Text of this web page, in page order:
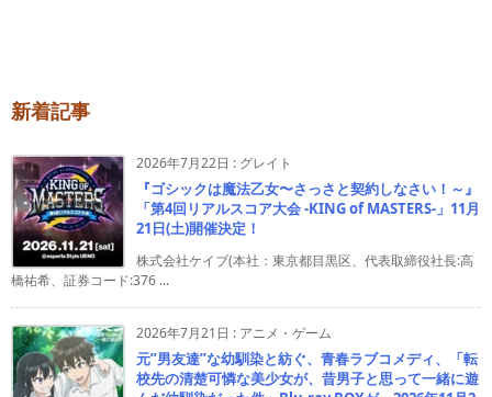
新着記事
2026年7月22日 : グレイト
『ゴシックは魔法乙女〜さっさと契約しなさい！～』
「第4回リアルスコア大会 -KING of MASTERS-」11月
21日(土)開催決定！
株式会社ケイブ(本社：東京都目黒区、代表取締役社長:高
橋祐希、証券コード:376 ...
2026年7月21日 : アニメ・ゲーム
元”男友達”な幼馴染と紡ぐ、青春ラブコメディ、「転
校先の清楚可憐な美少女が、昔男子と思って一緒に遊